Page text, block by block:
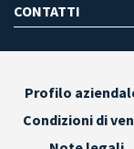
CONTATTI
Profilo
Condizioni di